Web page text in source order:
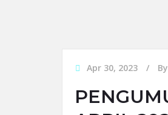
Apr 30, 2023 By